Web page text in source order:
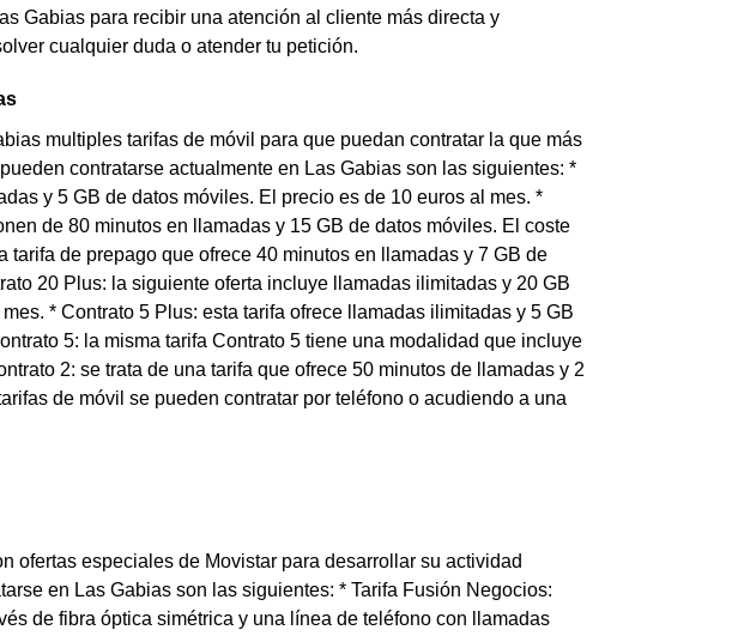
Gabias para recibir una atención al cliente más directa y
cualquier duda o atender tu petición.
multiples tarifas de móvil para que puedan contratar la que más
contratarse actualmente en Las Gabias son las siguientes: *
y 5 GB de datos móviles. El precio es de 10 euros al mes. *
de 80 minutos en llamadas y 15 GB de datos móviles. El coste
tarifa de prepago que ofrece 40 minutos en llamadas y 7 GB de
20 Plus: la siguiente oferta incluye llamadas ilimitadas y 20 GB
* Contrato 5 Plus: esta tarifa ofrece llamadas ilimitadas y 5 GB
5: la misma tarifa Contrato 5 tiene una modalidad que incluye
2: se trata de una tarifa que ofrece 50 minutos de llamadas y 2
de móvil se pueden contratar por teléfono o acudiendo a una
ofertas especiales de Movistar para desarrollar su actividad
en Las Gabias son las siguientes: * Tarifa Fusión Negocios:
de fibra óptica simétrica y una línea de teléfono con llamadas